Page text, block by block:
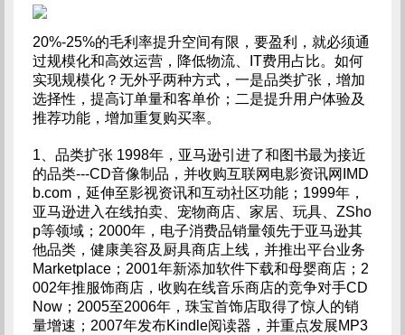
20%-25%的毛利率提升空间有限，要盈利，就必须通
过规模化和高效运营，降低物流、IT费用占比。如何
实现规模化？无外乎两种方式，一是品类扩张，增加
选择性，提高订单量和客单价；二是提升用户体验及
推荐功能，增加重复购买率。
1、品类扩张 1998年，亚马逊引进了和图书最为接近
的品类---CD音像制品，并收购互联网电影资讯网IMD
b.com，延伸至影视资讯和互动社区功能；1999年，
亚马逊进入在线拍卖、宠物商店、家居、玩具、ZSho
p等领域；2000年，电子消费品销量领先于亚马逊其
他品类，健康美容及厨具商店上线，并推出平台业务
Marketplace；2001年新添加软件下载和母婴商店；2
002年推服饰商店，收购在线音乐商店的竞争对手CD
Now；2005至2006年，珠宝首饰店取得了惊人的销
量增速；2007年发布Kindle阅读器，并重点发展MP3